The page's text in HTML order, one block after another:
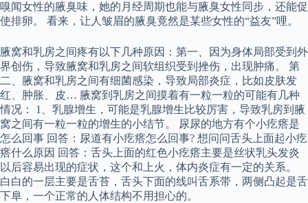
嗅闻女性的腋臭味，她的月经周期也能与腋臭女性同步，还能促
使排卵。 看来，让人皱眉的腋臭竟然是某些女性的“益友”哩。
腋窝和乳房之间疼有以下几种原因：第一、因为身体局部受到外
界创伤，导致腋窝和乳房之间软组织受到挫伤，出现肿痛。 第
二、腋窝和乳房之间有细菌感染，导致局部炎症，比如皮肤发
红、肿胀、皮… 腋窝到乳房之间摸着有一粒一粒的可能有几种
情况： 1、乳腺增生，可能是乳腺增生比较厉害，导致乳房到腋
窝之间有一粒一粒的增生的小结节。 尿尿的地方有个小疙瘩是
怎么回事 回答：尿道有小疙瘩怎么回事? 想问问舌头上面起小疙
瘩什么原因 回答：舌头上面的红色小疙瘩主要是丝状乳头发炎
以后容易出现的症状，这个和上火，体内炎症有一定的关系。
白白的一层主要是舌苔，舌头下面的线叫舌系带，两侧凸起是舌
下阜，一个正常的人体结构不用担心的。